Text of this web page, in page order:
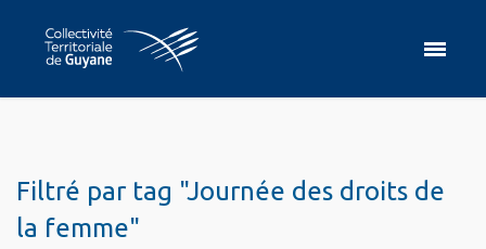
Filtré par tag "Journée des droits de
la femme"